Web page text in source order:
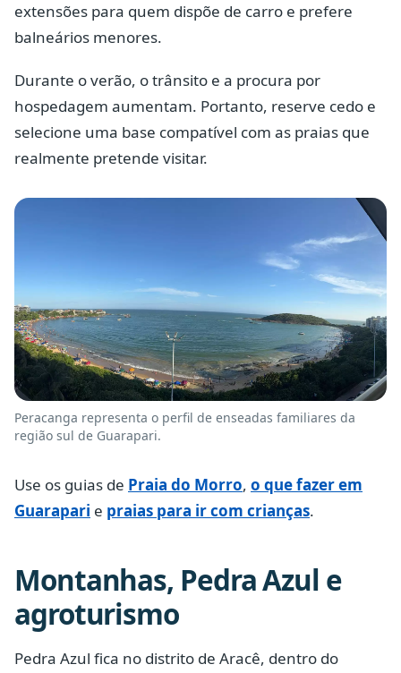
extensões para quem dispõe de carro e prefere
balneários menores.
Durante o verão, o trânsito e a procura por
hospedagem aumentam. Portanto, reserve cedo e
selecione uma base compatível com as praias que
realmente pretende visitar.
Peracanga representa o perfil de enseadas familiares da
região sul de Guarapari.
Use os guias de Praia do Morro, o que fazer em
Guarapari e praias para ir com crianças.
Montanhas, Pedra Azul e
agroturismo
Pedra Azul fica no distrito de Aracê, dentro do